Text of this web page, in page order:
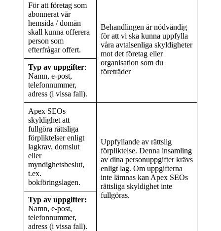
För att företag som
abonnerat vår
hemsida / domän
skall kunna offerera
person som
efterfrågar offert.
Behandlingen är nödvändig
för att vi ska kunna uppfylla
våra avtalsenliga skyldigheter
mot det företag eller
organisation som du
företräder
Typ av uppgifter:
Namn, e-post,
telefonnummer,
adress (i vissa fall).
Apex SEOs
skyldighet att
fullgöra rättsliga
förpliktelser enligt
lagkrav, domslut
eller
myndighetsbeslut,
t.ex.
bokföringslagen.
Uppfyllande av rättslig
förpliktelse. Denna insamling
av dina personuppgifter krävs
enligt lag. Om uppgifterna
inte lämnas kan Apex SEOs
rättsliga skyldighet inte
fullgöras.
Typ av uppgifter:
Namn, e-post,
telefonnummer,
adress (i vissa fall).